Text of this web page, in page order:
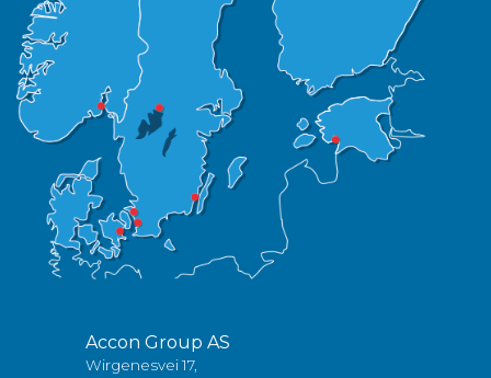
Accon Group AS
Wirgenesvei 17,